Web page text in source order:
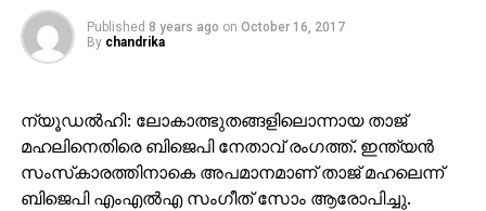
Published 8 years ago on October 16, 2017
By chandrika
ന്യൂഡല്‍ഹി: ലോകാത്ഭുതങ്ങളിലൊന്നായ താജ്
മഹലിനെതിരെ ബിജെപി നേതാവ് രംഗത്ത്. ഇന്ത്യന്‍
സംസ്‌കാരത്തിനാകെ അപമാനമാണ് താജ് മഹലെന്ന്
ബിജെപി എംഎല്‍എ സംഗീത് സോം ആരോപിച്ചു.